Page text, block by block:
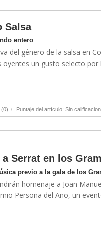
Salsa
entero
del género de la salsa en
un gusto selecto por
/ Puntaje del artículo: Sin
Serrat en los
previo a la gala de los
homenaje a Joan
Persona del Año, un